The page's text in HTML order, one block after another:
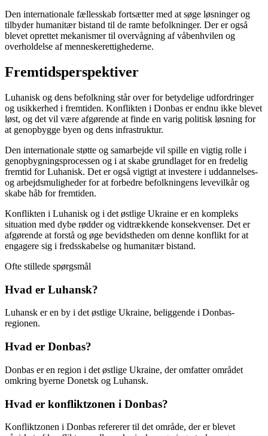
Den internationale fællesskab fortsætter med at søge løsninger og
tilbyder humanitær bistand til de ramte befolkninger. Der er også
blevet oprettet mekanismer til overvågning af våbenhvilen og
overholdelse af menneskerettighederne.
Fremtidsperspektiver
Luhanisk og dens befolkning står over for betydelige udfordringer
og usikkerhed i fremtiden. Konflikten i Donbas er endnu ikke blevet
løst, og det vil være afgørende at finde en varig politisk løsning for
at genopbygge byen og dens infrastruktur.
Den internationale støtte og samarbejde vil spille en vigtig rolle i
genopbygningsprocessen og i at skabe grundlaget for en fredelig
fremtid for Luhanisk. Det er også vigtigt at investere i uddannelses-
og arbejdsmuligheder for at forbedre befolkningens levevilkår og
skabe håb for fremtiden.
Konflikten i Luhanisk og i det østlige Ukraine er en kompleks
situation med dybe rødder og vidtrækkende konsekvenser. Det er
afgørende at forstå og øge bevidstheden om denne konflikt for at
engagere sig i fredsskabelse og humanitær bistand.
Ofte stillede spørgsmål
Hvad er Luhansk?
Luhansk er en by i det østlige Ukraine, beliggende i Donbas-
regionen.
Hvad er Donbas?
Donbas er en region i det østlige Ukraine, der omfatter området
omkring byerne Donetsk og Luhansk.
Hvad er konfliktzonen i Donbas?
Konfliktzonen i Donbas refererer til det område, der er blevet